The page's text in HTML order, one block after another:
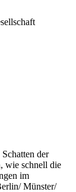
der
wie schnell die
im
Münster/